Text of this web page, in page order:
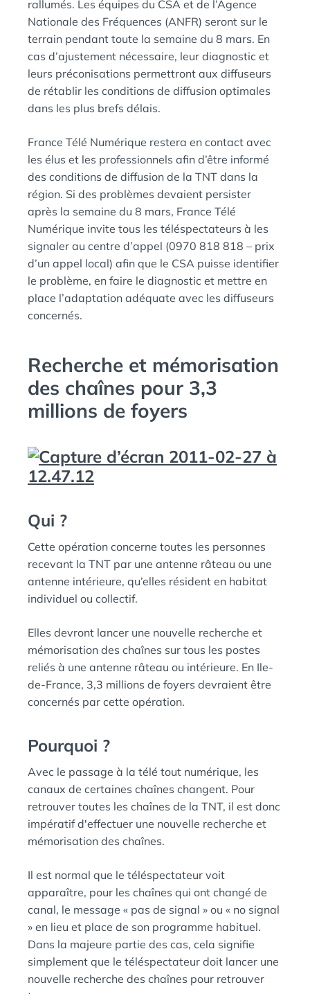
rallumés. Les équipes du CSA et de l’Agence
Nationale des Fréquences (ANFR) seront sur le
terrain pendant toute la semaine du 8 mars. En
cas d’ajustement nécessaire, leur diagnostic et
leurs préconisations permettront aux diffuseurs
de rétablir les conditions de diffusion optimales
dans les plus brefs délais.
France Télé Numérique restera en contact avec
les élus et les professionnels afin d’être informé
des conditions de diffusion de la TNT dans la
région. Si des problèmes devaient persister
après la semaine du 8 mars, France Télé
Numérique invite tous les téléspectateurs à les
signaler au centre d’appel (0970 818 818 – prix
d’un appel local) afin que le CSA puisse identifier
le problème, en faire le diagnostic et mettre en
place l’adaptation adéquate avec les diffuseurs
concernés.
Recherche et mémorisation
des chaînes pour 3,3
millions de foyers
Qui ?
Cette opération concerne toutes les personnes
recevant la TNT par une antenne râteau ou une
antenne intérieure, qu’elles résident en habitat
individuel ou collectif.
Elles devront lancer une nouvelle recherche et
mémorisation des chaînes sur tous les postes
reliés à une antenne râteau ou intérieure. En Ile-
de-France, 3,3 millions de foyers devraient être
concernés par cette opération.
Pourquoi ?
Avec le passage à la télé tout numérique, les
canaux de certaines chaînes changent. Pour
retrouver toutes les chaînes de la TNT, il est donc
impératif d'effectuer une nouvelle recherche et
mémorisation des chaînes.
Il est normal que le téléspectateur voit
apparaître, pour les chaînes qui ont changé de
canal, le message « pas de signal » ou « no signal
» en lieu et place de son programme habituel.
Dans la majeure partie des cas, cela signifie
simplement que le téléspectateur doit lancer une
nouvelle recherche des chaînes pour retrouver